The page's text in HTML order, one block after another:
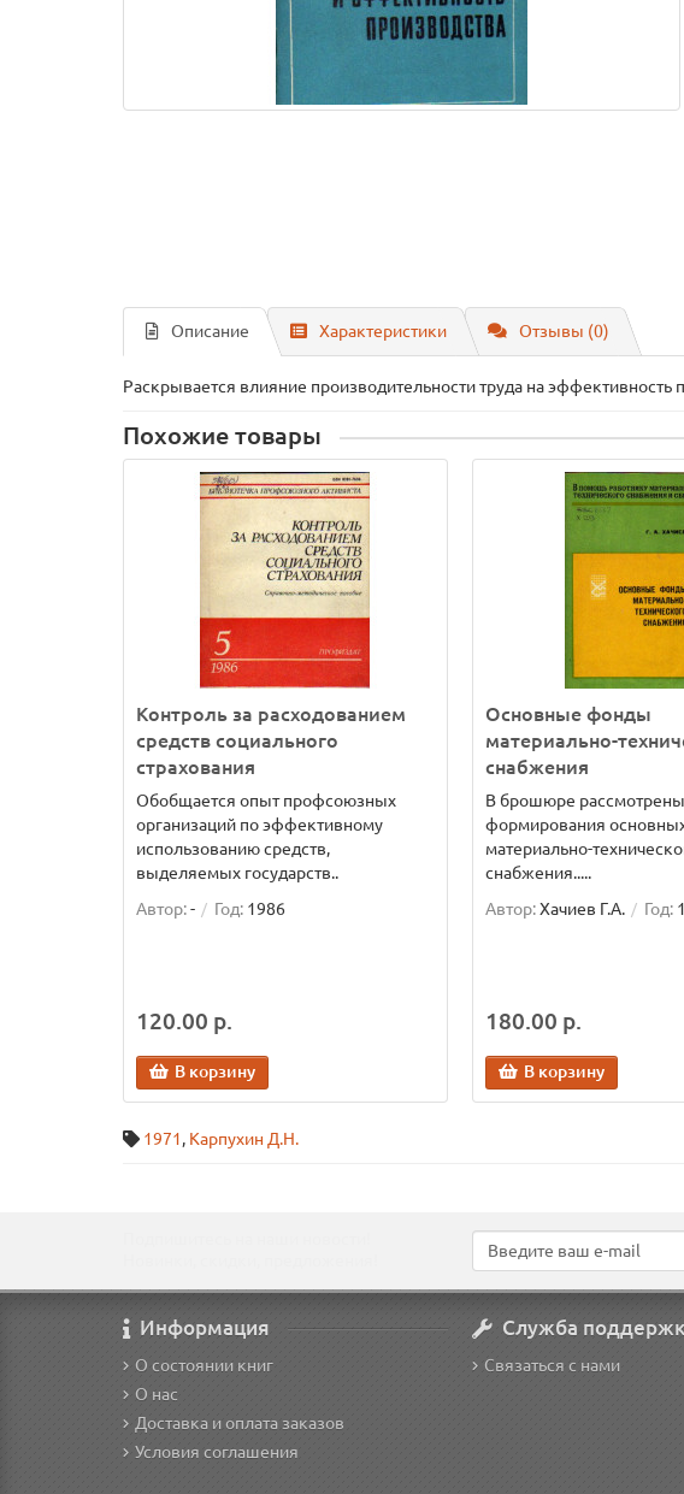
Описание Характеристики Отзывы (0)
Раскрывается влияние производительности труда на
Похожие товары
Контроль за расходованием
средств социального
страхования
Обобщается опыт профсоюзных
организаций по эффективному
использованию средств,
выделяемых государств..
Автор:- Год: 1986
120.00 р.
В корзину
Основные фонды
материально-
снабжения
В брошюре
формирования
материально-
снабжения.....
Автор:Хачиев Г.А. Год:
180.00 р.
В корзину
1971, Карпухин Д.Н.
Информация
О состоянии книг
О нас
Доставка и оплата заказов
Условия соглашения
Служба
Связаться с нами